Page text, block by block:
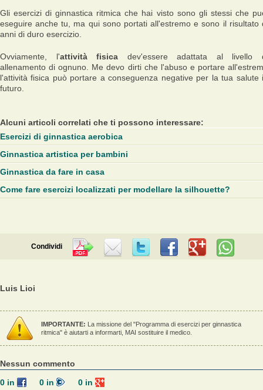
Gli esercizi di ginnastica ritmica che hai visto sono gli stessi che
eseguire anche tu, ma qui sono portati all'estremo e sono il risultato
anni di duro esercizio.
Ovviamente, l'attività fisica dev'essere adattata al livello
allenamento di ognuno. Me devo dirti che l'abuso e portare
l'attività fisica può portare a conseguenza negative per la tua salute
futuro.
Alcuni articoli correlati che ti possono interessare:
Esercizi di ginnastica aerobica
Ginnastica artistica per bambini
Ginnastica da fare in casa
Come fare esercizi localizzati per modellare la silhouette?
Condividi
Luis Lioi
IMPORTANTE: La missione del "Programma di esercizi per ginnastica
ritmica" è aiutarti a informarti, MAI sostituire il medico.
Nessun commento
0in 0in 0 in